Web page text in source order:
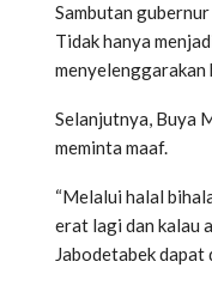
Sambutan
Tidak hanya
menyelenggarakan
Selanjutnya, Buya
meminta maaf.
“Melalui halal
erat lagi dan kalau
Jabodetabek dapat